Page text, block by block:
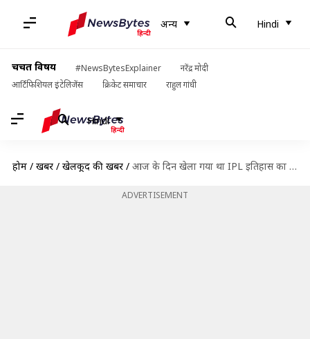
अन्य Hindi
चर्चित विषय #NewsBytesExplainer
नरेंद्र मोदी
आर्टिफिशियल इंटेलिजेंस
क्रिकेट समाचार राहुल गांधी
Hindi
होम / खबरें / खेलकूद की खबरें / आज के दिन खेला गया था IPL इतिहास का पहला मैच, जानिए कहां हैं वे खिलाड़ी
ADVERTISEMENT